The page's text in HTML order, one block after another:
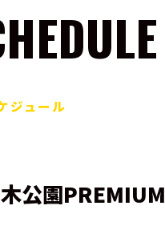
ジュール
公園PREMIUM